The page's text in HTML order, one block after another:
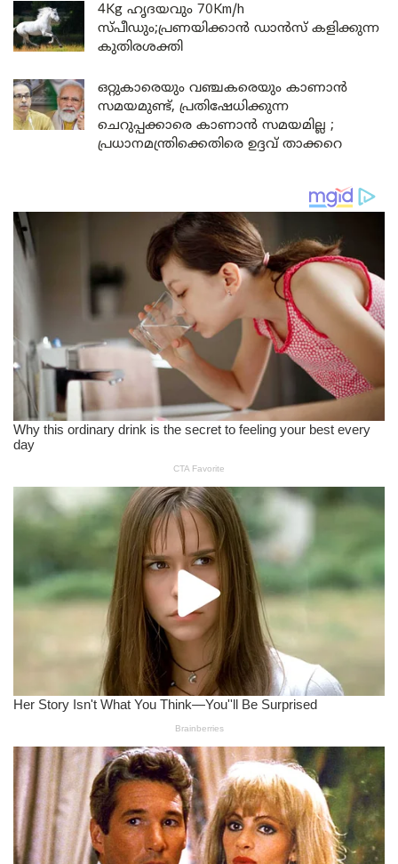
4Kg ഹൃദയവും 70Km/h
സ്പീഡും;പ്രണയിക്കാൻ ഡാൻസ് കളിക്കുന്ന
കുതിരശക്തി
ഒറ്റുകാരെയും വഞ്ചകരെയും കാണാൻ
സമയമുണ്ട്, പ്രതിഷേധിക്കുന്ന
ചെറുപ്പക്കാരെ കാണാൻ സമയമില്ല ;
പ്രധാനമന്ത്രിക്കെതിരെ ഉദ്ദവ് താക്കറെ